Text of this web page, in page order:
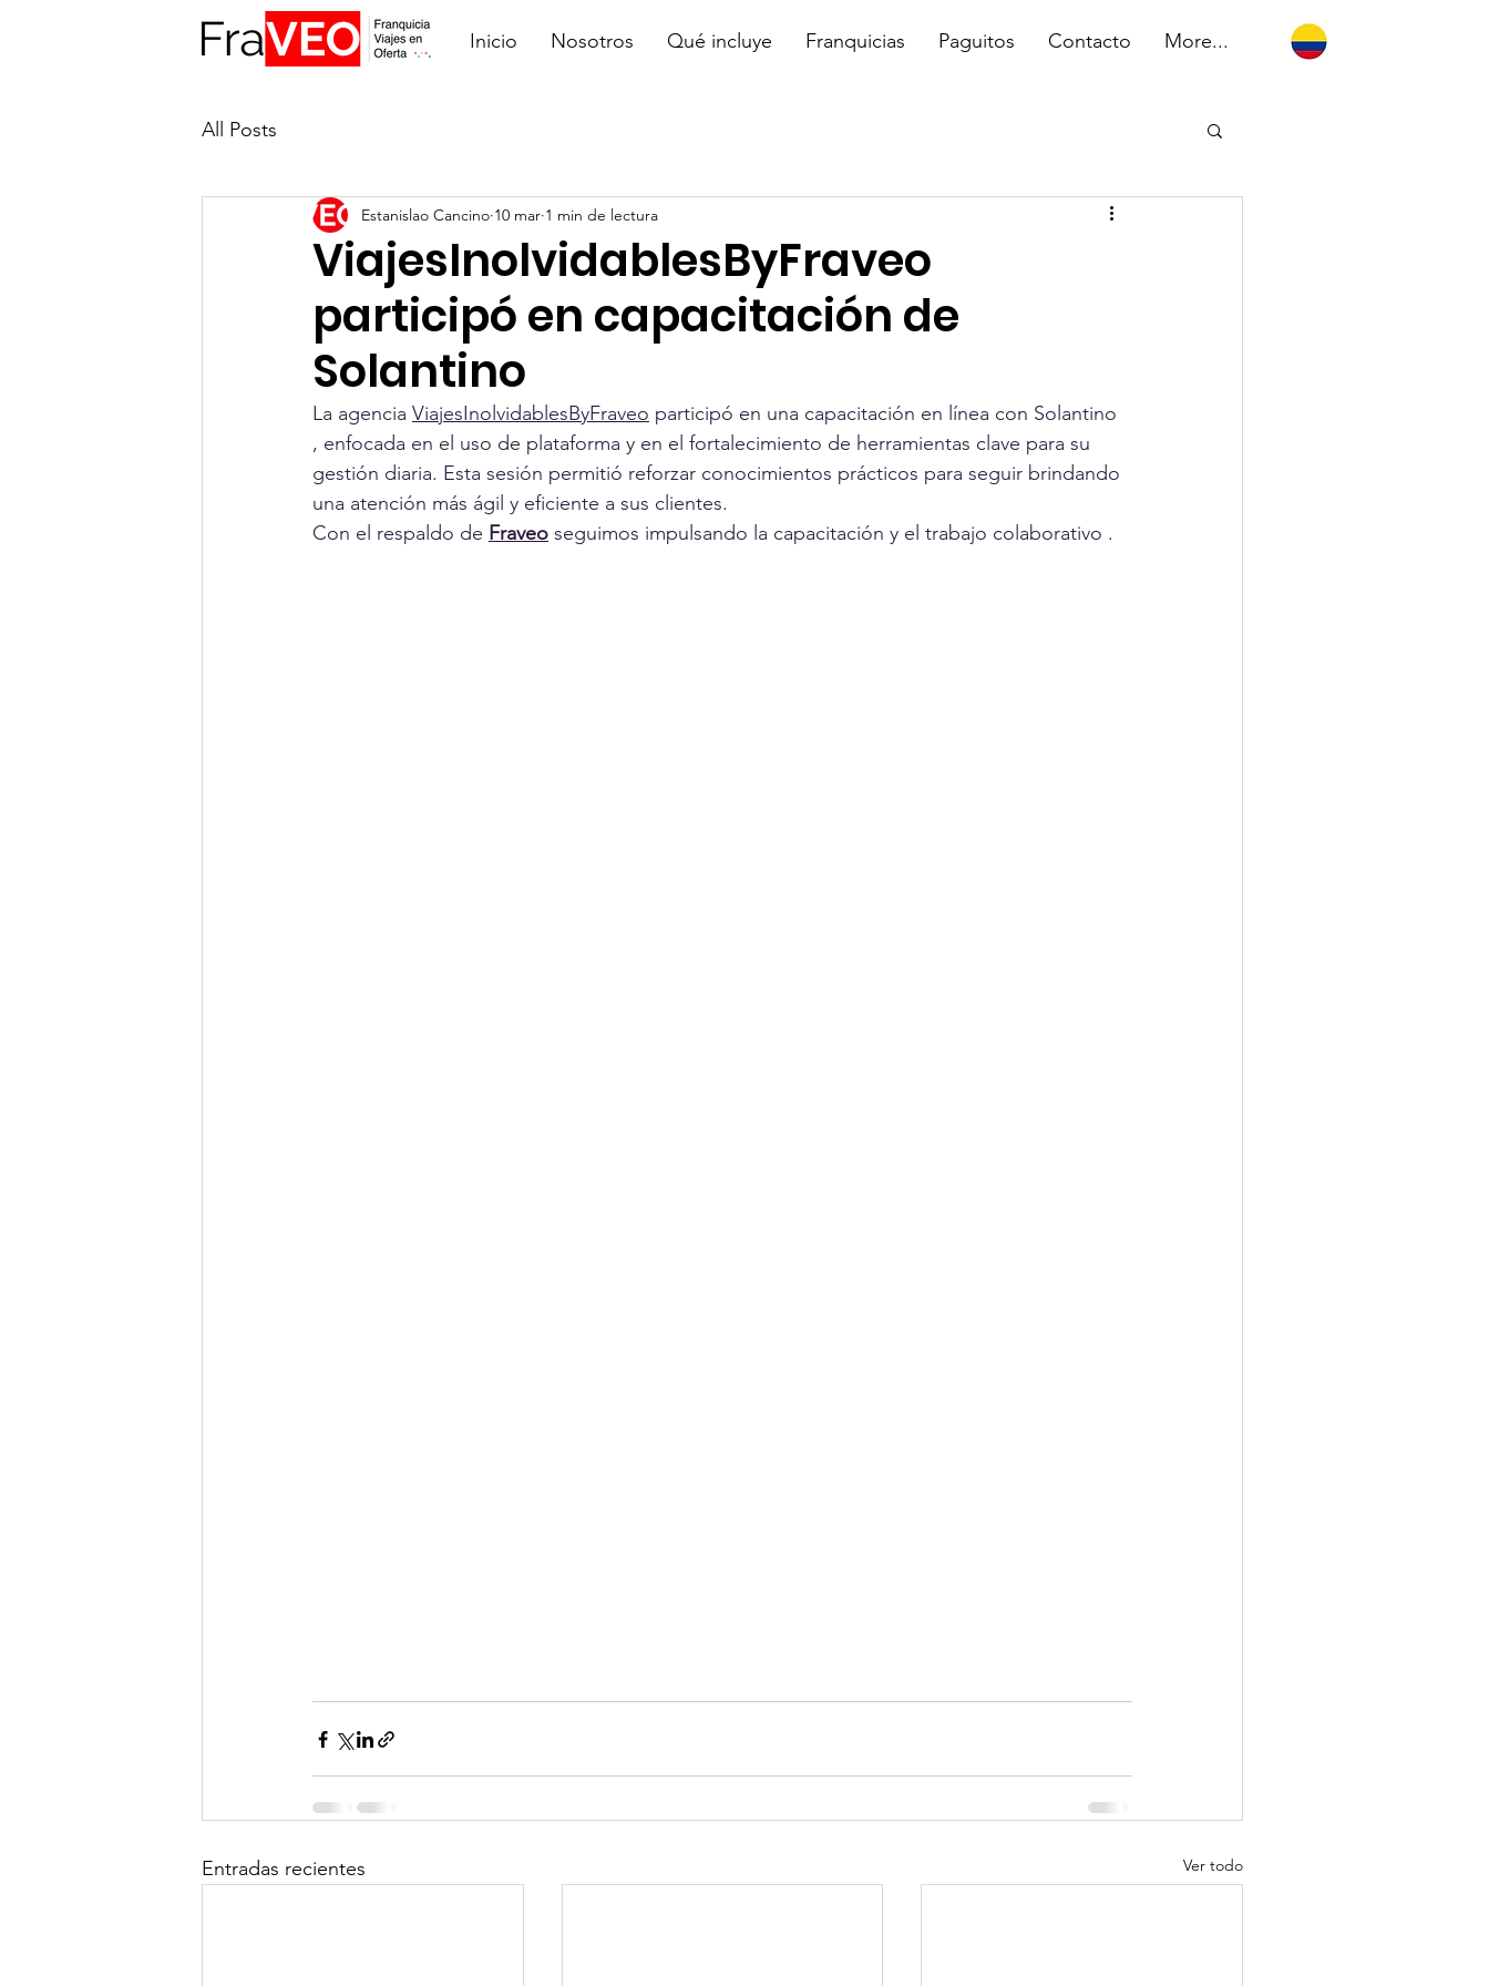
Inicio Nosotros Qué incluye Franquicias Paguitos Contacto More...
All Posts
ViajesInolvidablesByFraveo
participó en capacitación de
Solantino
Estanislao Cancino 10 mar 1 min de lectura
La agencia ViajesInolvidablesByFraveo participó en una capacitación en línea con Solantino
, enfocada en el uso de plataforma y en el fortalecimiento de herramientas clave para su
gestión diaria. Esta sesión permitió reforzar conocimientos prácticos para seguir brindando
una atención más ágil y eficiente a sus clientes.
Con el respaldo de Fraveo seguimos impulsando la capacitación y el trabajo colaborativo .
Entradas recientes Ver todo